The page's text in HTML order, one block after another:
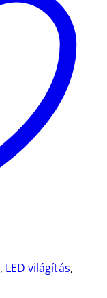
, LED világítás,